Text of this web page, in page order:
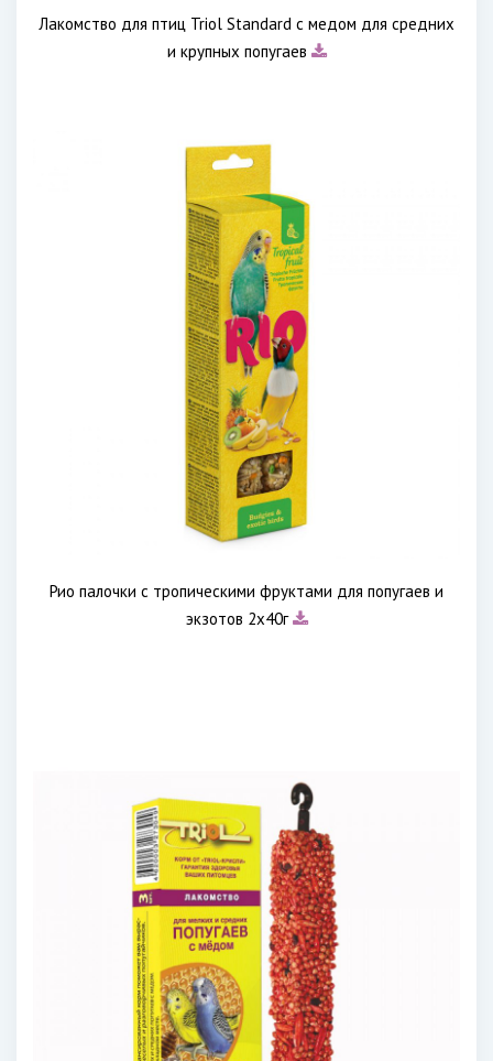
Лакомство для птиц Triol Standard с медом для средних
и крупных попугаев
Рио палочки с тропическими фруктами для попугаев и
экзотов 2х40г